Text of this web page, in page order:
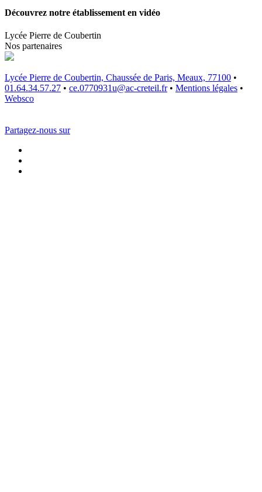
Découvrez notre établissement en vidéo
Lycée Pierre de Coubertin
Nos partenaires
Lycée Pierre de Coubertin, Chaussée de Paris, Meaux, 77100 •
01.64.34.57.27 • ce.0770931u@ac-creteil.fr • Mentions légales •
Websco
Partagez-nous sur